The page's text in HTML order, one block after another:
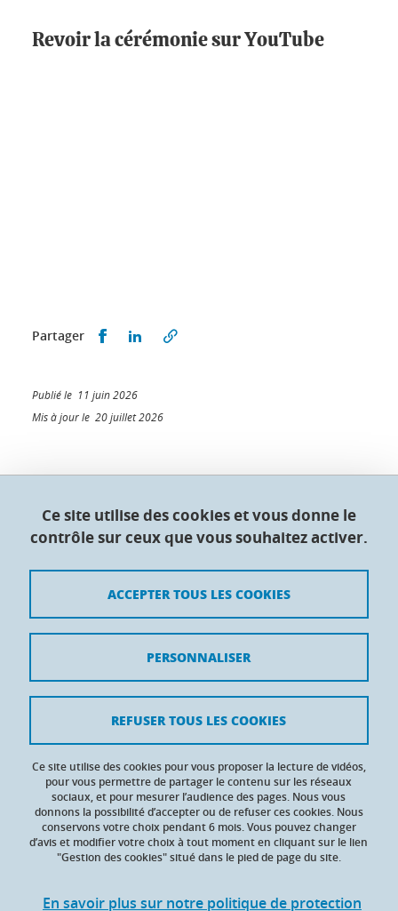
Revoir la cérémonie sur YouTube
Partager Partager sur Facebook
Partager sur LinkedIn
Publié le 11 juin 2026
Mis à jour le 20 juillet 2026
Collège doctoral de l'Université Grenoble Alpes
Maison du doctorat Jean Kuntzmann
France
Crédits
Données personnelles
Gestion des cookies
Accessibilité : non conforme
Ce site utilise des cookies et vous donne le
contrôle sur ceux que vous souhaitez activer.
Ce site utilise des cookies pour vous proposer la lecture de vidéos,
pour vous permettre de partager le contenu sur les réseaux
sociaux, et pour mesurer l’audience des pages. Nous vous
donnons la possibilité d’accepter ou de refuser ces cookies. Nous
conservons votre choix pendant 6 mois. Vous pouvez changer
d’avis et modifier votre choix à tout moment en cliquant sur le lien
"Gestion des cookies" situé dans le pied de page du site.
En savoir plus sur notre politique de protection
ACCEPTER TOUS LES COOKIES
REFUSER TOUS LES COOKIES
PERSONNALISER